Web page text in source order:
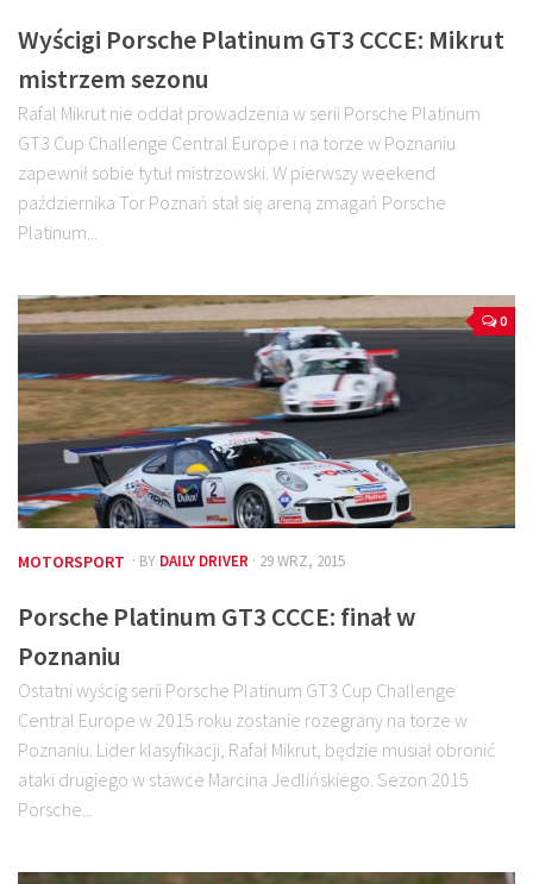
Wyścigi Porsche Platinum GT3 CCCE: Mikrut
mistrzem sezonu
Rafal Mikrut nie oddał prowadzenia w serii Porsche Platinum
GT3 Cup Challenge Central Europe i na torze w Poznaniu
zapewnił sobie tytuł mistrzowski. W pierwszy weekend
października Tor Poznań stał się areną zmagań Porsche
Platinum...
0
MOTORSPORT · BY DAILY DRIVER · 29 WRZ, 2015
Porsche Platinum GT3 CCCE: finał w
Poznaniu
Ostatni wyścig serii Porsche Platinum GT3 Cup Challenge
Central Europe w 2015 roku zostanie rozegrany na torze w
Poznaniu. Lider klasyfikacji, Rafał Mikrut, będzie musiał obronić
ataki drugiego w stawce Marcina Jedlińskiego. Sezon 2015
Porsche...